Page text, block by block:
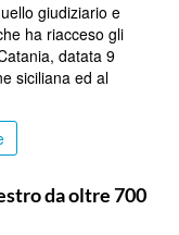
giudiziario e
ha riacceso gli
datata 9
siciliana ed al
da oltre 700